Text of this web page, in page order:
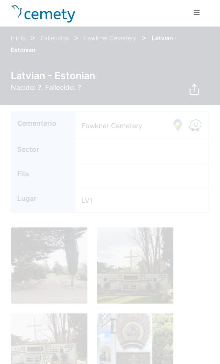
Inicio > Fallecidos > Fawkner Cemetery >
Latvian -
Estonian
Latvian - Estonian
Nacido: ?, Fallecido: ?
Cementerio Fawkner Cemetery
Sector
Fila
Lugar LV1